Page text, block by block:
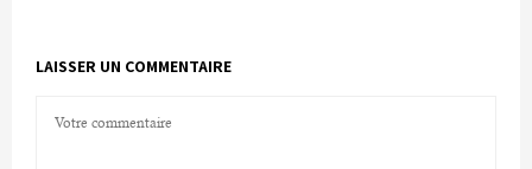
LAISSER UN COMMENTAIRE